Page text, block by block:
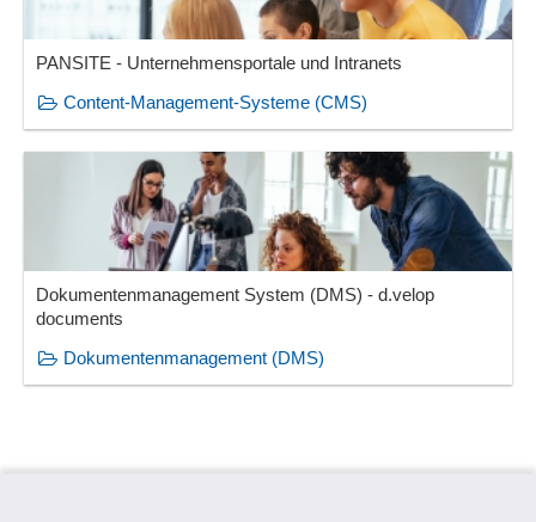
PANSITE - Unternehmensportale und Intranets
Content-Management-Systeme (CMS)
Dokumentenmanagement System (DMS) - d.velop
documents
Dokumentenmanagement (DMS)